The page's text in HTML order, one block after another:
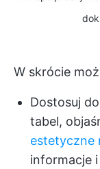
W skrócie
Dostosuj
tabel,
estetyczne
informacje